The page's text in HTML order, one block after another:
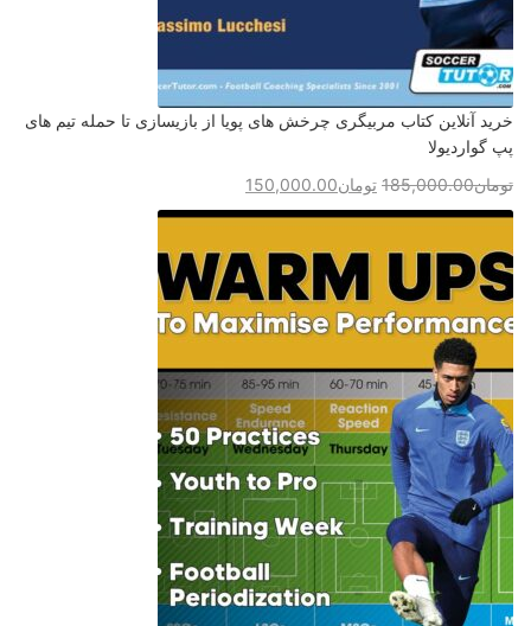
خرید آنلاین کتاب مربیگری چرخش های پویا از بازیسازی تا حمله تیم های
پپ گواردیولا
تومان185,000.00 تومان150,000.00